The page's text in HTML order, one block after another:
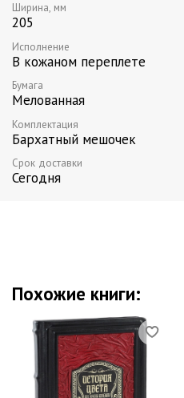
Ширина, мм
205
Исполнение
В кожаном переплете
Бумага
Мелованная
Комплектация
Бархатный мешочек
Срок доставки
Сегодня
Похожие книги: